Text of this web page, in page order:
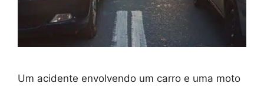
Um acidente envolvendo um carro e uma moto